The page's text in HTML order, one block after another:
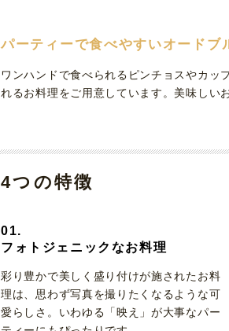
パーティーで食べやすいオードブ
ワンハンドで食べられるピンチョスやカッ
れるお料理をご用意しています。美味しい
4つの特徴
01.
フォトジェニックなお料理
彩り豊かで美しく盛り付けが施されたお料
理は、思わず写真を撮りたくなるような可
愛らしさ。いわゆる「映え」が大事なパー